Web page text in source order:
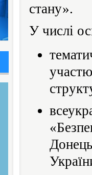
стану».
У числі